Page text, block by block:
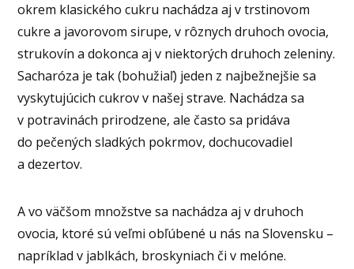
okrem klasického cukru nachádza aj v trstinovom
cukre a javorovom sirupe, v rôznych druhoch ovocia,
strukovín a dokonca aj v niektorých druhoch zeleniny.
Sacharóza je tak (bohužiaľ) jeden z najbežnejšie sa
vyskytujúcich cukrov v našej strave. Nachádza sa
v potravinách prirodzene, ale často sa pridáva
do pečených sladkých pokrmov, dochucovadiel
a dezertov.
A vo väčšom množstve sa nachádza aj v druhoch
ovocia, ktoré sú veľmi obľúbené u nás na Slovensku –
napríklad v jablkách, broskyniach či v melóne.